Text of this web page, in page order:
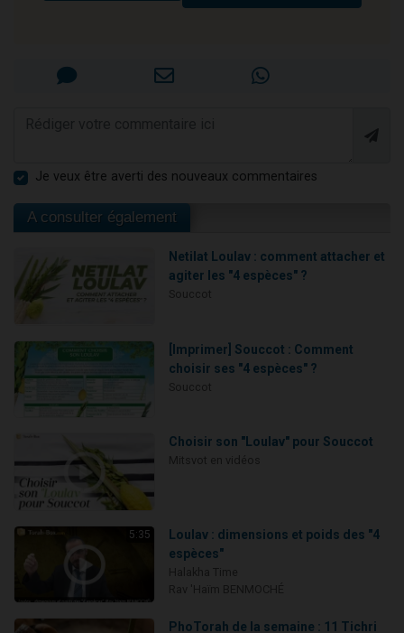
Je veux être averti des nouveaux commentaires
A consulter également
Netilat Loulav : comment attacher et
agiter les "4 espèces" ?
[Imprimer] Souccot : Comment
choisir ses "4 espèces" ?
Choisir son "Loulav" pour Souccot
5:35
Loulav : dimensions et poids des "4
espèces"
PhoTorah de la semaine : 11 Tichri